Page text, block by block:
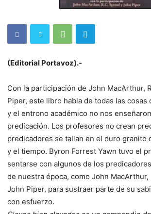
(Editorial Portavoz).-
Con la participación de John MacArthur,
Piper, este libro habla de todas las cosas
y el entrono académico no nos
predicación. Los profesores no crean
predicadores se tallan en el duro granito
y el tiempo. Byron Forrest Yawn tuvo el
sentarse con algunos de los
de nuestra época, como John MacArthur,
John Piper, para sustraer parte de su
con esfuerzo.